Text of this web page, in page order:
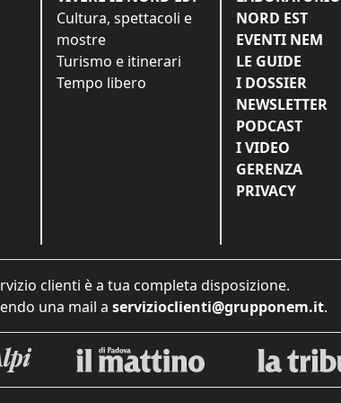
Cultura, spettacoli e
mostre
Turismo e itinerari
Tempo libero
NORD EST
EVENTI NEM
LE GUIDE
I DOSSIER
NEWSLETTER
PODCAST
I VIDEO
GERENZA
PRIVACY
clienti è a tua completa disposizione.
una mail a servizioclienti@grupponem.it.